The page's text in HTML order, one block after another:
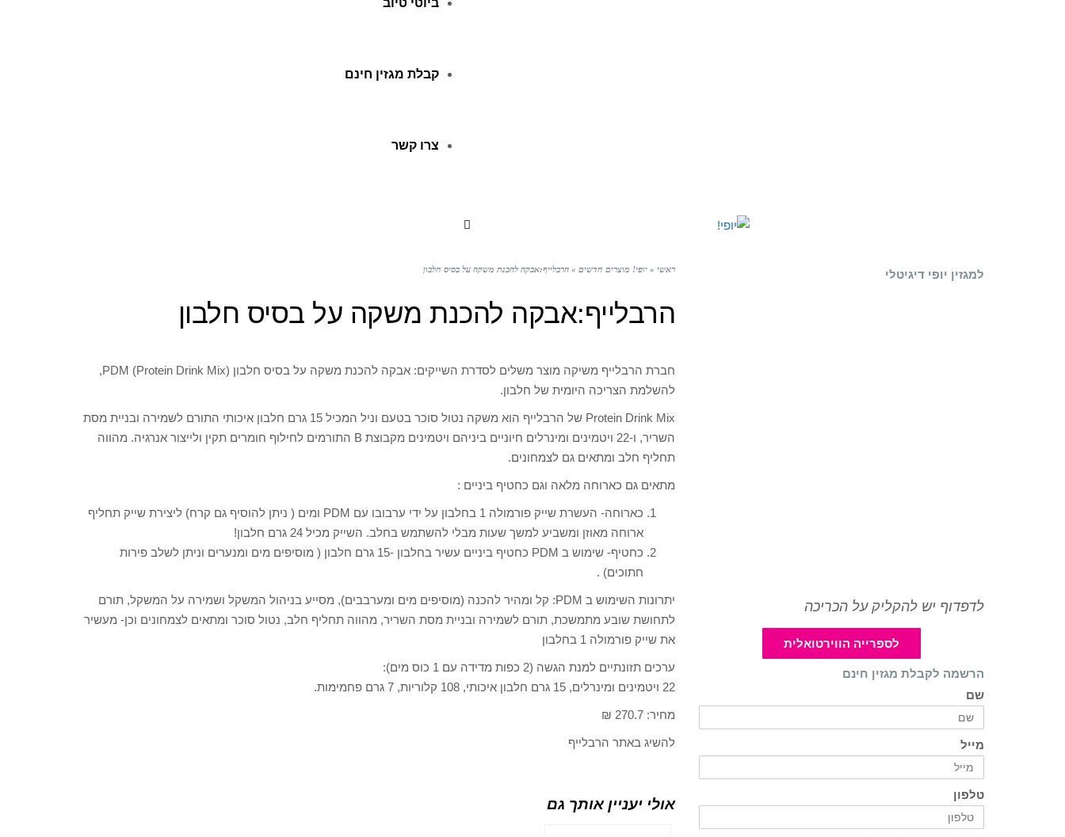
ביוטי טיוב
קבלת מגזין חינם
צרו קשר
ראשי » יופי! מוצרים חדשים » הרבלייף:אבקה להכנת משקה על בסיס חלבון
הרבלייף:אבקה להכנת משקה על בסיס חלבון
חברת הרבלייף משיקה מוצר משלים לסדרת השייקים: אבקה להכנת משקה על בסיס חלבון PDM (Protein Drink Mix),
להשלמת הצריכה היומית של חלבון.
Protein Drink Mix של הרבלייף הוא משקה נטול סוכר בטעם וניל המכיל 15 גרם חלבון איכותי התורם לשמירה ובניית מסת
השריר, ו-22 ויטמינים ומינרלים חיוניים ביניהם ויטמינים מקבוצת B התורמים לחילוף חומרים תקין ולייצור אנרגיה. מהווה
תחליף חלב ומתאים גם לצמחונים.
מתאים גם כארוחה מלאה וגם כחטיף ביניים :
כארוחה- העשרת שייק פורמולה 1 בחלבון על ידי ערבובו עם PDM ומים ( ניתן להוסיף גם קרח) ליצירת שייק תחליף
ארוחה מאוזן ומשביע למשך שעות מבלי להשתמש בחלב. השייק מכיל 24 גרם חלבון!
כחטיף- שימוש ב PDM כחטיף ביניים עשיר בחלבון -15 גרם חלבון ( מוסיפים מים ומנערים וניתן לשלב פירות
חתוכים) .
יתרונות השימוש ב PDM: קל ומהיר להכנה (מוסיפים מים ומערבבים), מסייע בניהול המשקל ושמירה על המשקל, תורם
לתחושת שובע מתמשכת, תורם לשמירה ובניית מסת השריר, מהווה תחליף חלב, נטול סוכר ומתאים לצמחונים וכן- מעשיר
את שייק פורמולה 1 בחלבון
ערכים תזונתיים למנת הגשה (2 כפות מדידה עם 1 כוס מים):
22 ויטמינים ומינרלים, 15 גרם חלבון איכותי, 108 קלוריות, 7 גרם פחמימות.
מחיר: 270.7 ₪
להשיג באתר הרבלייף
אולי יעניין אותך גם
למגזין יופי דיגיטלי
לדפדוף יש להקליק על הכריכה
לספרייה הווירטואלית
הרשמה לקבלת מגזין חינם
שם
מייל
טלפון